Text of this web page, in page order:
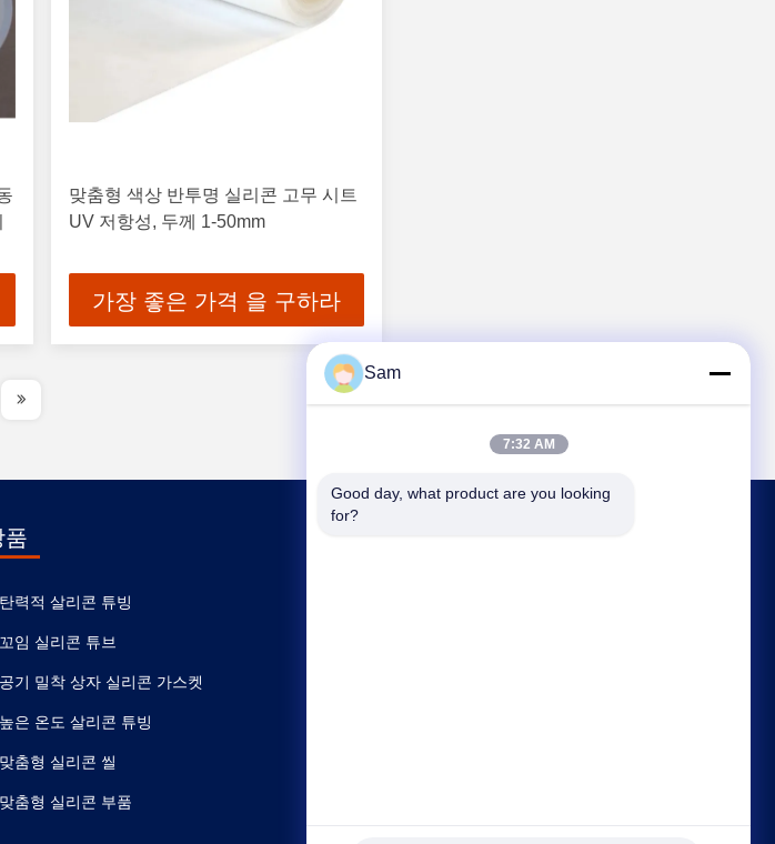
맞춤형 색상 반투명 실리콘 고무 시트
UV 저항성, 두께 1-50mm
가장 좋은 가격 을 구하라
품
탄력적 살리콘 튜빙
꼬임 실리콘 튜브
공기 밀착 상자 실리콘 가스켓
높은 온도 살리콘 튜빙
맞춤형 실리콘 씰
맞춤형 실리콘 부품
Sam
7:32 AM
Good day, what product are you looking
for?